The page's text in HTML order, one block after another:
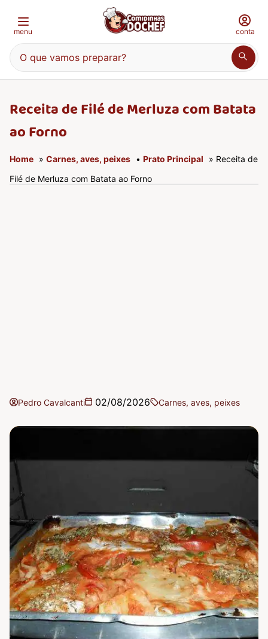
menu
O que vamos preparar?
conta
Receita de Filé de Merluza com Batata
ao Forno
Home » Carnes, aves, peixes • Prato Principal
» Receita de
Filé de Merluza com Batata ao Forno
Pedro Cavalcanti 02/08/2026 Carnes, aves, peixes